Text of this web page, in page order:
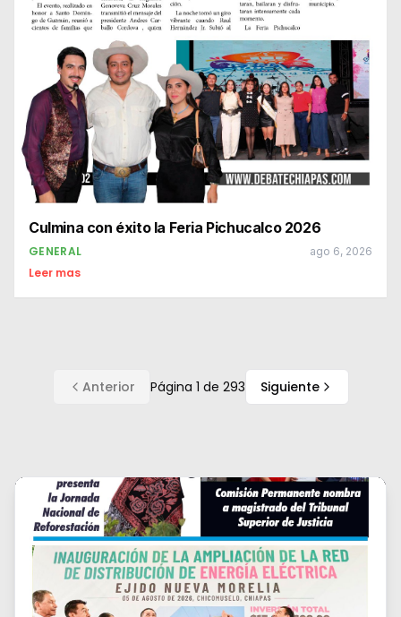
Culmina con éxito la Feria Pichucalco 2026
GENERAL ago 6, 2026
Leer mas
Anterior Página 1 de 293 Siguiente